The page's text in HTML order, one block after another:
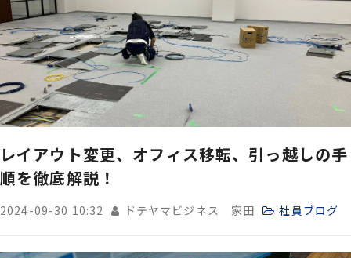
レイアウト変更、オフィス移転、引っ越しの手
順を徹底解説！
2024-09-30 10:32 ドテヤマビジネス 家田 社員ブログ